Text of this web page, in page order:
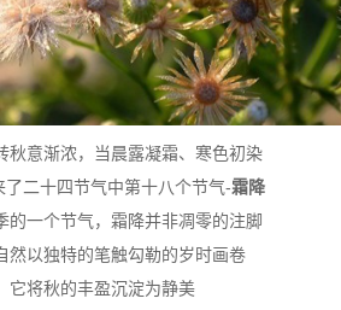
秋意渐浓，当晨露凝霜、寒色初染
了二十四节气中第十八个节气-霜降
的一个节气，霜降并非凋零的注脚
然以独特的笔触勾勒的岁时画卷
它将秋的丰盈沉淀为静美